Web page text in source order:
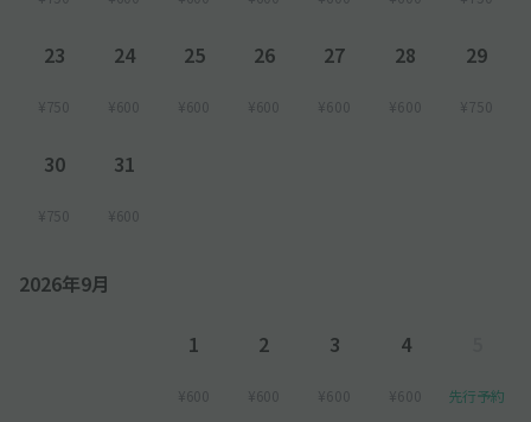
23
¥750
24
¥600
25
¥600
26
¥600
27
¥600
28
¥600
29
¥750
30
¥750
31
¥600
2026年9月
1
¥600
2
¥600
3
¥600
4
¥600 先行予約